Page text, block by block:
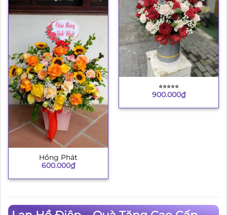
Hồng Phát
600.000₫
⭐︎⭐︎⭐︎⭐︎⭐︎
900.000₫